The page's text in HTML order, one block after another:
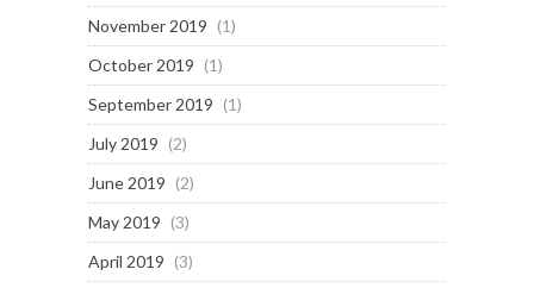
November 2019 (1)
October 2019 (1)
September 2019 (1)
July 2019 (2)
June 2019 (2)
May 2019 (3)
April 2019 (3)